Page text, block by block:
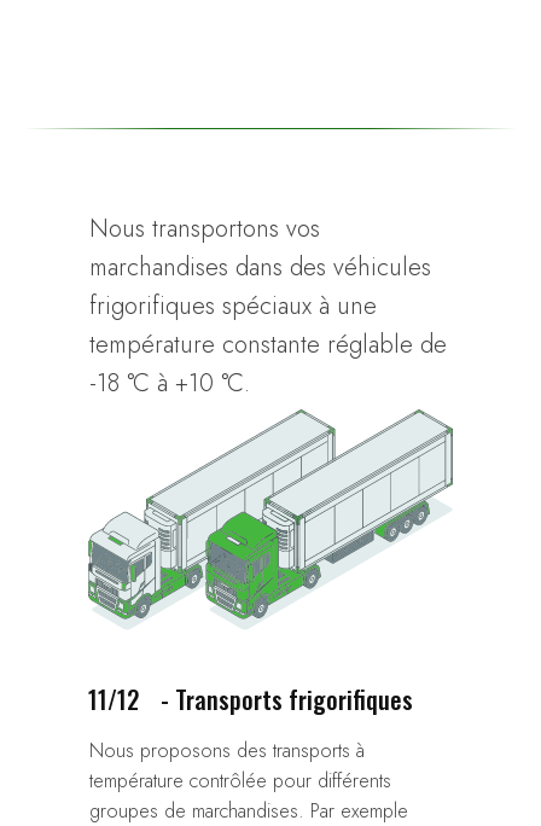
- Transports frigorifiques
11/12
Nous proposons des transports à
température contrôlée pour différents
groupes de marchandises. Par exemple
Nous transportons vos
marchandises dans des véhicules
frigorifiques spéciaux à une
température constante réglable de
-18 °C à +10 °C.